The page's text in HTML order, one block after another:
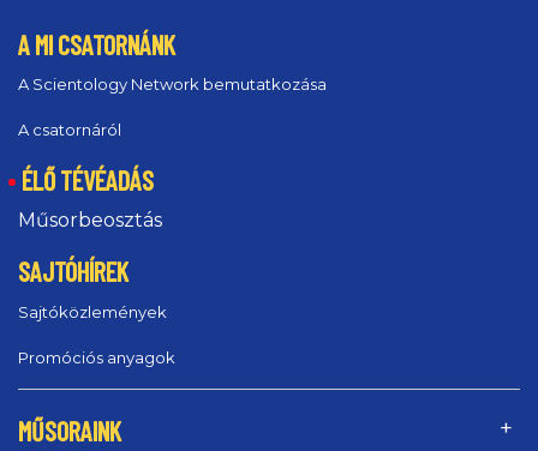
A MI CSATORNÁNK
A Scientology Network bemutatkozása
A csatornáról
ÉLŐ TÉVÉADÁS
Műsorbeosztás
SAJTÓHÍREK
Sajtóközlemények
Promóciós anyagok
MŰSORAINK